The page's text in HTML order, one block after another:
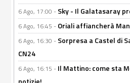
6 Ago, 17:00 - Sky - Il Galatasaray
6 Ago, 16:45 - Oriali affiancherà
6 Ago, 16:30 - Sorpresa a Castel di
CN24
6 Ago, 16:15 - Il Mattino: come sta